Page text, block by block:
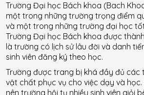
Trường Đại học Bách khoa (Bach
một trong những trường trọng điểm
và một trong những trường đại học tốt
Trường Đại học Bách khoa được
là trường có lịch sử lâu đời và danh
sinh viên đăng ký theo học.
Trường được trang bị khá đầy đủ các
vật chất phục vụ cho việc dạy và
nên trường hội tụ nhiều sinh viên giỏi